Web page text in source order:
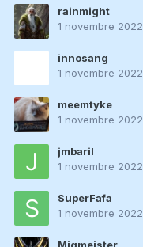
rainmight
1 novembre 2022
innosang
1 novembre 2022
meemtyke
1 novembre 2022
jmbaril
1 novembre 2022
SuperFafa
1 novembre 2022